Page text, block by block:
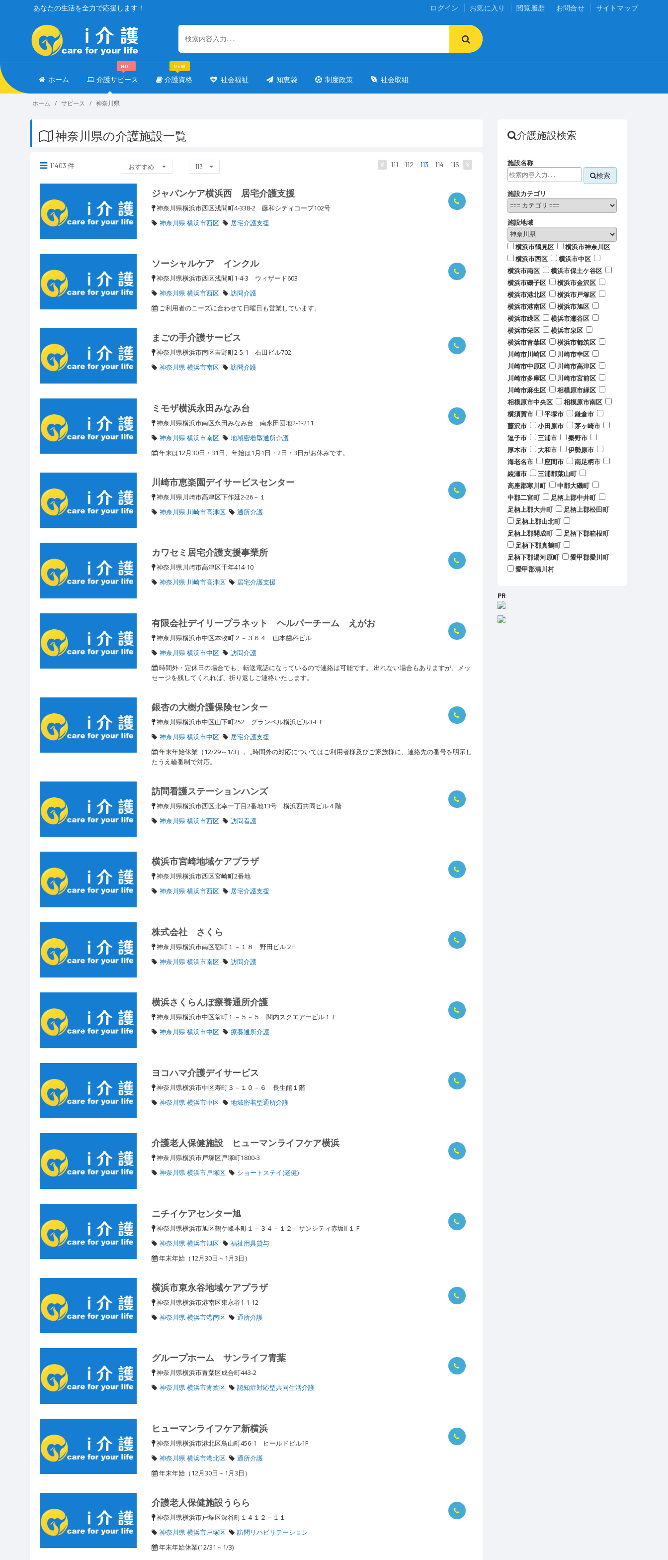
ログイン お気に入り 閲覧履歴 お問合せ サイトマップ
あなたの生活を全力で応援します！
ホーム 介護サビース
HOT
介護資格
NEW
社会福祉 知恵袋 制度政策 社会取組
ホーム サビース 神奈川県
神奈川県の介護施設一覧
11403 件 おすすめ 113 111 112 113 114 115
ジャパンケア横浜西 居宅介護支援
神奈川県横浜市西区浅間町4-338-2 藤和シティコープ102号
神奈川県 横浜市西区
居宅介護支援
ソーシャルケア インクル
神奈川県横浜市西区浅間町1-4-3 ウィザード603
神奈川県 横浜市西区
訪問介護
ご利用者のニーズに合わせて日曜日も営業しています。
まごの手介護サービス
神奈川県横浜市南区吉野町2-5-1 石田ビル702
神奈川県 横浜市南区
訪問介護
ミモザ横浜永田みなみ台
神奈川県横浜市南区永田みなみ台 南永田団地2-1-211
神奈川県 横浜市南区
地域密着型通所介護
年末は12月30日・31日、年始は1月1日・2日・3日がお休みです。
川崎市恵楽園デイサービスセンター
神奈川県川崎市高津区下作延2-26－１
神奈川県 川崎市高津区
通所介護
カワセミ居宅介護支援事業所
神奈川県川崎市高津区千年414-10
神奈川県 川崎市高津区
居宅介護支援
有限会社デイリープラネット ヘルパーチーム えがお
神奈川県横浜市中区本牧町２－３６４ 山本歯科ビル
神奈川県 横浜市中区
訪問介護
時間外・定休日の場合でも、転送電話になっているので連絡は可能です。,出れない場合もありますが、メッ
セージを残してくれれば、折り返しご連絡いたします。
銀杏の大樹介護保険センター
神奈川県横浜市中区山下町252 グランベル横浜ビル3-EＦ
神奈川県 横浜市中区
居宅介護支援
年末年始休業（12/29～1/3）。,,時間外の対応についてはご利用者様及びご家族様に、連絡先の番号を明示し
たうえ輪番制で対応。
訪問看護ステーションハンズ
神奈川県横浜市西区北幸一丁目2番地13号 横浜西共同ビル４階
神奈川県 横浜市西区
訪問看護
横浜市宮崎地域ケアプラザ
神奈川県横浜市西区宮崎町2番地
神奈川県 横浜市西区
居宅介護支援
株式会社 さくら
神奈川県横浜市南区宿町１－１８ 野田ビル２F
神奈川県 横浜市南区
訪問介護
横浜さくらんぼ療養通所介護
神奈川県横浜市中区翁町１－５－５ 関内スクエアービル１Ｆ
神奈川県 横浜市中区
療養通所介護
ヨコハマ介護デイサービス
神奈川県横浜市中区寿町３－１０－６ 長生館１階
神奈川県 横浜市中区
地域密着型通所介護
介護老人保健施設 ヒューマンライフケア横浜
神奈川県横浜市戸塚区戸塚町1800-3
神奈川県 横浜市戸塚区
ショートステイ(老健)
ニチイケアセンター旭
神奈川県横浜市旭区鶴ケ峰本町１－３４－１２ サンシティ赤坂Ⅱ １Ｆ
神奈川県 横浜市旭区
福祉用具貸与
年末年始（12月30日～1月3日）
横浜市東永谷地域ケアプラザ
神奈川県横浜市港南区東永谷1-1-12
神奈川県 横浜市港南区
通所介護
グループホーム サンライフ青葉
神奈川県横浜市青葉区成合町443-2
神奈川県 横浜市青葉区
認知症対応型共同生活介護
ヒューマンライフケア新横浜
神奈川県横浜市港北区鳥山町456-1 ヒールドビル1F
神奈川県 横浜市港北区
通所介護
年末年始（12月30日～1月3日）
介護老人保健施設うらら
神奈川県横浜市戸塚区深谷町１４１２－１１
神奈川県 横浜市戸塚区
訪問リハビリテーション
年末年始休業(12/31～1/3)
介護施設検索
施設名称
検索
施設カテゴリ
施設地域
横浜市鶴見区
横浜市神奈川区
横浜市西区
横浜市中区
横浜市南区
横浜市保土ケ谷区
横浜市磯子区
横浜市金沢区
横浜市港北区
横浜市戸塚区
横浜市港南区
横浜市旭区
横浜市緑区
横浜市瀬谷区
横浜市栄区
横浜市泉区
横浜市青葉区
横浜市都筑区
川崎市川崎区
川崎市幸区
川崎市中原区
川崎市高津区
川崎市多摩区
川崎市宮前区
川崎市麻生区
相模原市緑区
相模原市中央区
相模原市南区
横須賀市
平塚市
鎌倉市
藤沢市
小田原市
茅ヶ崎市
逗子市
三浦市
秦野市
厚木市
大和市
伊勢原市
海老名市
座間市
南足柄市
綾瀬市
三浦郡葉山町
高座郡寒川町
中郡大磯町
中郡二宮町
足柄上郡中井町
足柄上郡大井町
足柄上郡松田町
足柄上郡山北町
足柄上郡開成町
足柄下郡箱根町
足柄下郡真鶴町
足柄下郡湯河原町
愛甲郡愛川町
愛甲郡清川村
PR